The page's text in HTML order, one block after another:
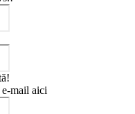
mail aici